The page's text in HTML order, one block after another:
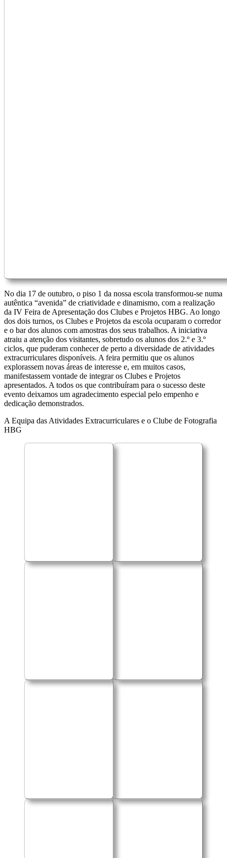
No dia 17 de outubro, o piso 1 da nossa escola transformou-se numa
autêntica “avenida” de criatividade e dinamismo, com a realização
da IV Feira de Apresentação dos Clubes e Projetos HBG. Ao longo
dos dois turnos, os Clubes e Projetos da escola ocuparam o corredor
e o bar dos alunos com amostras dos seus trabalhos. A iniciativa
atraiu a atenção dos visitantes, sobretudo os alunos dos 2.º e 3.º
ciclos, que puderam conhecer de perto a diversidade de atividades
extracurriculares disponíveis. A feira permitiu que os alunos
explorassem novas áreas de interesse e, em muitos casos,
manifestassem vontade de integrar os Clubes e Projetos
apresentados. A todos os que contribuíram para o sucesso deste
evento deixamos um agradecimento especial pelo empenho e
dedicação demonstrados.
A Equipa das Atividades Extracurriculares e o Clube de Fotografia
HBG